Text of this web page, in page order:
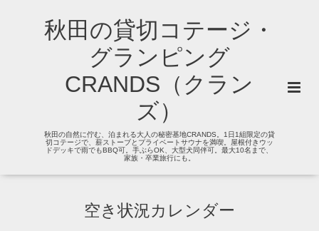
秋田の貸切コテージ・
グランピング
CRANDS（クラン
ズ）
秋田の自然に佇む、泊まれる大人の秘密基地CRANDS。1日1組限定の貸
切コテージで、薪ストーブとプライベートサウナを満喫。屋根付きウッ
ドデッキで雨でもBBQ可。手ぶらOK、大型犬同伴可。最大10名まで、
家族・卒業旅行にも。
空き状況カレンダー